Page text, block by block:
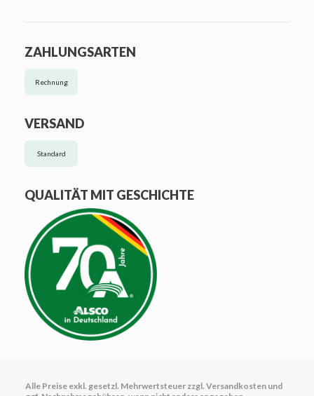
ZAHLUNGSARTEN
Rechnung
VERSAND
Standard
QUALITÄT MIT GESCHICHTE
Alle Preise exkl. gesetzl. Mehrwertsteuer zzgl. Versandkosten und